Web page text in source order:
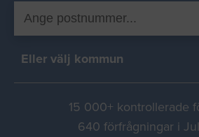
Eller välj kommun
15 000+ kontrollerade
640 förfrågningar i